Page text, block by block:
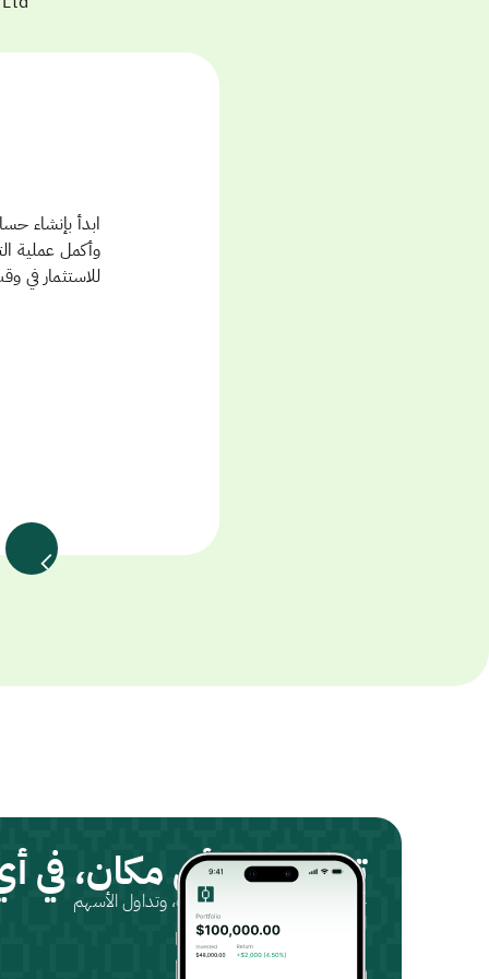
وأكمل عملية
للاستثمار في
تداول من أي مكان، في
حمّل التطبيق، سجّل حسابك، وتداول الأسهم
المتوافقة مع الشريعة.